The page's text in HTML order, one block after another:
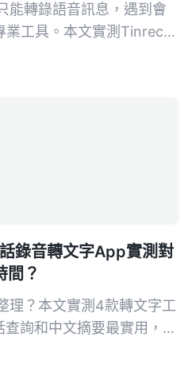
能轉錄語音訊息，遇到會
工具。本文實測Tinrec、
錄音轉文字App實測對
間？
理？本文實測4款轉文字工
詢和中文摘要最實用，適